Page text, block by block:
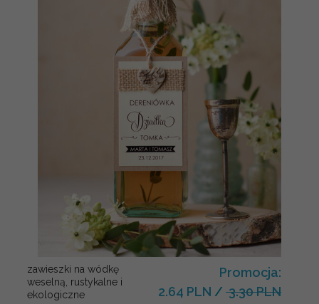
zawieszki na wódkę
weselną, rustykalne i
ekologiczne
Promocja:
2.64 PLN / 3.30 PLN